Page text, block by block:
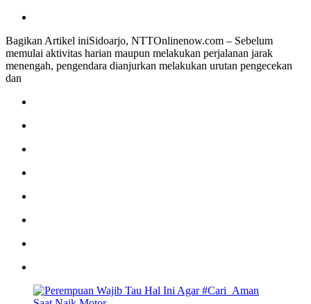
Bagikan Artikel iniSidoarjo, NTTOnlinenow.com – Sebelum
memulai aktivitas harian maupun melakukan perjalanan jarak
menengah, pengendara dianjurkan melakukan urutan pengecekan
dan